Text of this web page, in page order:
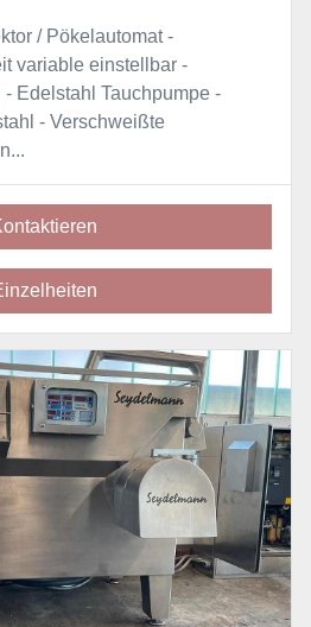
/ Pökelautomat -
variable einstellbar -
Edelstahl Tauchpumpe -
- Verschweißte